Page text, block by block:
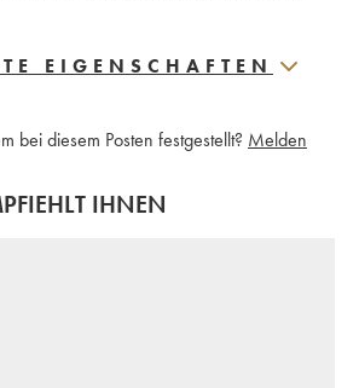
EIGENSCHAFTEN
bei diesem Posten festgestellt? Melden
IHNEN